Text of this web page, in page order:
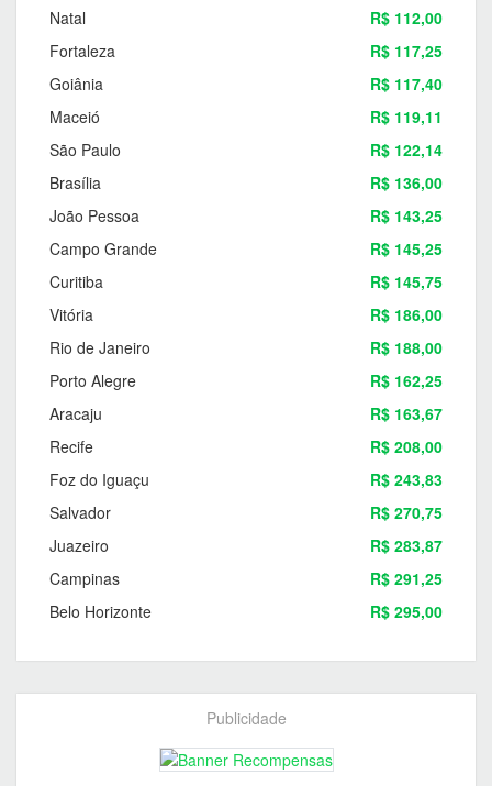
Natal
R$ 112,00
Fortaleza
R$ 117,25
Goiânia
R$ 117,40
Maceió
R$ 119,11
São Paulo
R$ 122,14
Brasília
R$ 136,00
João Pessoa
R$ 143,25
Campo Grande
R$ 145,25
Curitiba
R$ 145,75
Vitória
R$ 186,00
Rio de Janeiro
R$ 188,00
Porto Alegre
R$ 162,25
Aracaju
R$ 163,67
Recife
R$ 208,00
Foz do Iguaçu
R$ 243,83
Salvador
R$ 270,75
Juazeiro
R$ 283,87
Campinas
R$ 291,25
Belo Horizonte
R$ 295,00
Publicidade